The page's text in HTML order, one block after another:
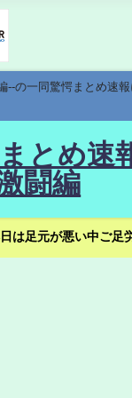
の一同驚愕まとめ速
とめ速
闘編
足元が悪い中ご足